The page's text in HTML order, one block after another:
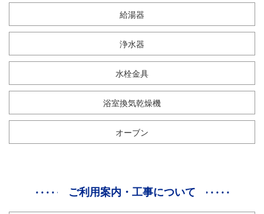
給湯器
浄水器
水栓金具
浴室換気乾燥機
オーブン
ご利用案内・工事について